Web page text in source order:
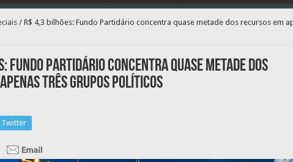
/ R$ 4,3 bilhões: Fundo Partidário concentra quase metade dos recursos em
Fundo Partidário concentra quase metade dos
três grupos políticos
Twitter